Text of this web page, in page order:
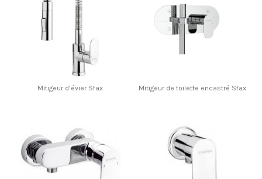
Mitigeur d’évier Sfax Mitigeur de toilette encastré Sfax